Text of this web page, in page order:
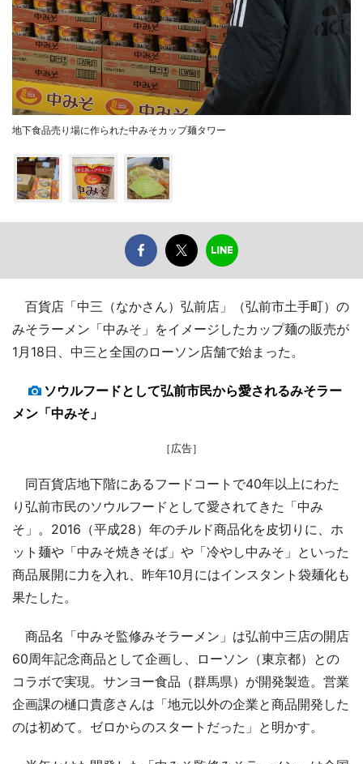
地下食品売り場に作られた中みそカップ麺タワー
百貨店「中三（なかさん）弘前店」（弘前市土手町）の
みそラーメン「中みそ」をイメージしたカップ麺の販売が
1月18日、中三と全国のローソン店舗で始まった。
ソウルフードとして弘前市民から愛されるみそラー
メン「中みそ」
［広告］
同百貨店地下階にあるフードコートで40年以上にわた
り弘前市民のソウルフードとして愛されてきた「中み
そ」。2016（平成28）年のチルド商品化を皮切りに、ホ
ット麺や「中みそ焼きそば」や「冷やし中みそ」といった
商品展開に力を入れ、昨年10月にはインスタント袋麺化も
果たした。
商品名「中みそ監修みそラーメン」は弘前中三店の開店
60周年記念商品として企画し、ローソン（東京都）との
コラボで実現。サンヨー食品（群馬県）が開発製造。営業
企画課の樋口貴彦さんは「地元以外の企業と商品開発した
のは初めて。ゼロからのスタートだった」と明かす。